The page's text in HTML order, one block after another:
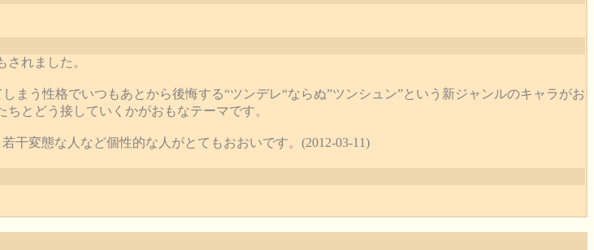
れました。
まう性格でいつもあとから後悔する“ツンデレ“ならぬ”ツンシュン”という新ジャンルのキャラがお
とどう接していくかがおもなテーマです。
干変態な人など個性的な人がとてもおおいです。(2012-03-11)